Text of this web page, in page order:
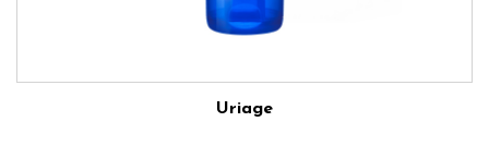
Uriage